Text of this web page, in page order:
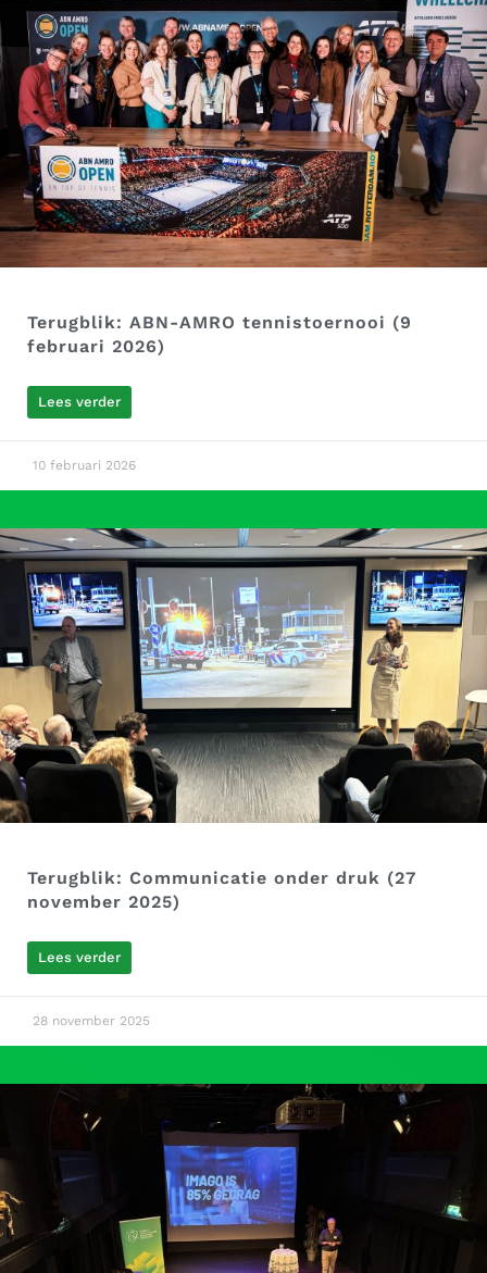
Terugblik: ABN-AMRO tennistoernooi (9
februari 2026)
Lees verder
10 februari 2026
Terugblik: Communicatie onder druk (27
november 2025)
Lees verder
28 november 2025